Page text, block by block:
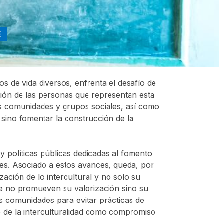
de vida diversos, enfrenta el desafío de
de las personas que representan esta
y grupos sociales, así como
fomentar la construcción de la
políticas públicas dedicadas al fomento
Asociado a estos avances, queda, por
de lo intercultural y no solo su
no promueven su valorización sino su
para evitar prácticas de
la interculturalidad como compromiso